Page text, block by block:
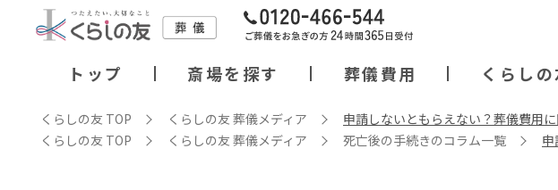
トップ 斎場を探す 葬儀費用 くらし
くらしの友 TOP くらしの友 葬儀メディア
申請しないともらえない？葬儀費用
くらしの友 TOP
くらしの友 葬儀メディア 死亡後の⼿続きのコラム一覧